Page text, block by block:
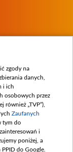
zgody na
danych,
i ich
osobowych przez
również „TVP”),
Zaufanych
tym do
i
poniżej, a
do Google.